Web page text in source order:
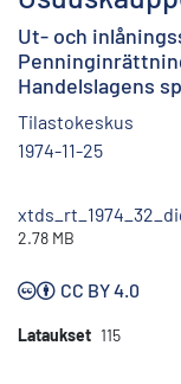
Ut- och
Handelslagens
Tilastokeskus
1974-11-25
2.78 MB
CC BY 4.0
Lataukset 115